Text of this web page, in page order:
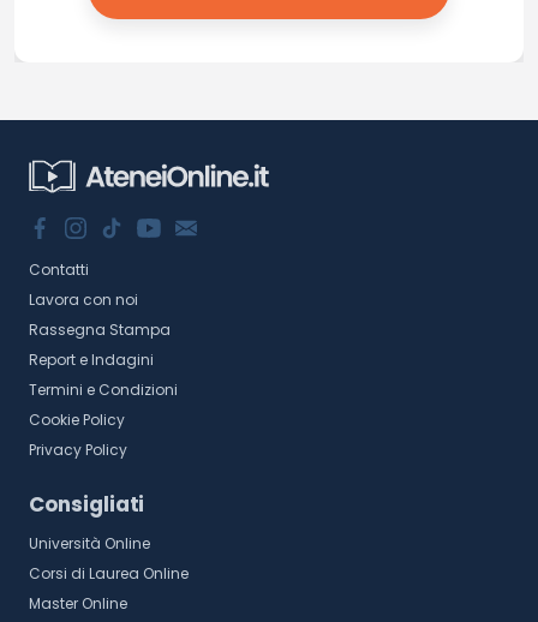
Contatti
Lavora con noi
Rassegna Stampa
Report e Indagini
Termini e Condizioni
Cookie Policy
Privacy Policy
Consigliati
Università Online
Corsi di Laurea Online
Master Online